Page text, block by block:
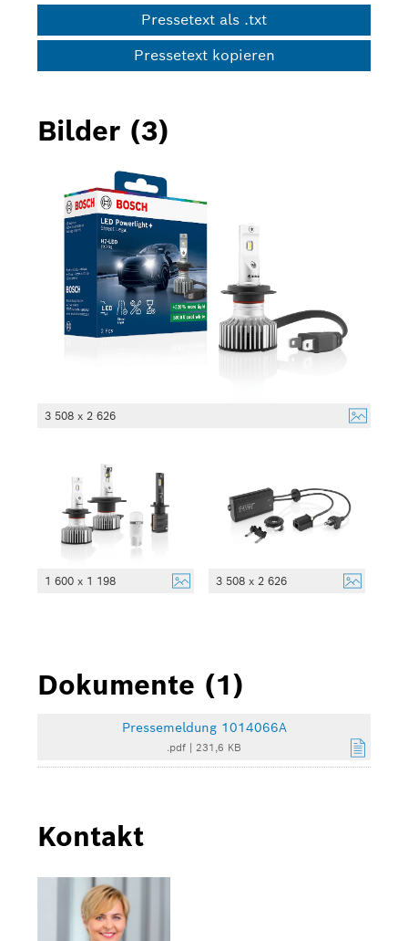
Pressetext als .txt
Pressetext kopieren
Bilder (3)
3 508 x 2 626
1 600 x 1 198 3 508 x 2 626
Dokumente (1)
Pressemeldung 1014066A
.pdf | 231,6 KB
Kontakt